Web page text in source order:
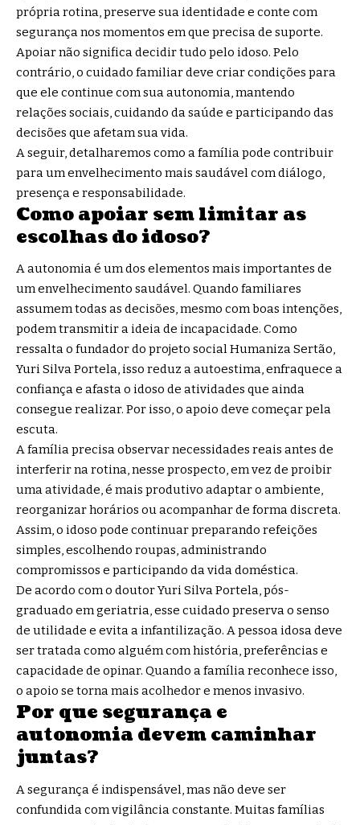
própria rotina, preserve sua identidade e conte com
segurança nos momentos em que precisa de suporte.
Apoiar não significa decidir tudo pelo idoso. Pelo
contrário, o cuidado familiar deve criar condições para
que ele continue com sua autonomia, mantendo
relações sociais, cuidando da saúde e participando das
decisões que afetam sua vida.
A seguir, detalharemos como a família pode contribuir
para um envelhecimento mais saudável com diálogo,
presença e responsabilidade.
Como apoiar sem limitar as
escolhas do idoso?
A autonomia é um dos elementos mais importantes de
um envelhecimento saudável. Quando familiares
assumem todas as decisões, mesmo com boas intenções,
podem transmitir a ideia de incapacidade. Como
ressalta o fundador do projeto social Humaniza Sertão,
Yuri Silva Portela, isso reduz a autoestima, enfraquece a
confiança e afasta o idoso de atividades que ainda
consegue realizar. Por isso, o apoio deve começar pela
escuta.
A família precisa observar necessidades reais antes de
interferir na rotina, nesse prospecto, em vez de proibir
uma atividade, é mais produtivo adaptar o ambiente,
reorganizar horários ou acompanhar de forma discreta.
Assim, o idoso pode continuar preparando refeições
simples, escolhendo roupas, administrando
compromissos e participando da vida doméstica.
De acordo com o doutor Yuri Silva Portela, pós-
graduado em geriatria, esse cuidado preserva o senso
de utilidade e evita a infantilização. A pessoa idosa deve
ser tratada como alguém com história, preferências e
capacidade de opinar. Quando a família reconhece isso,
o apoio se torna mais acolhedor e menos invasivo.
Por que segurança e
autonomia devem caminhar
juntas?
A segurança é indispensável, mas não deve ser
confundida com vigilância constante. Muitas famílias